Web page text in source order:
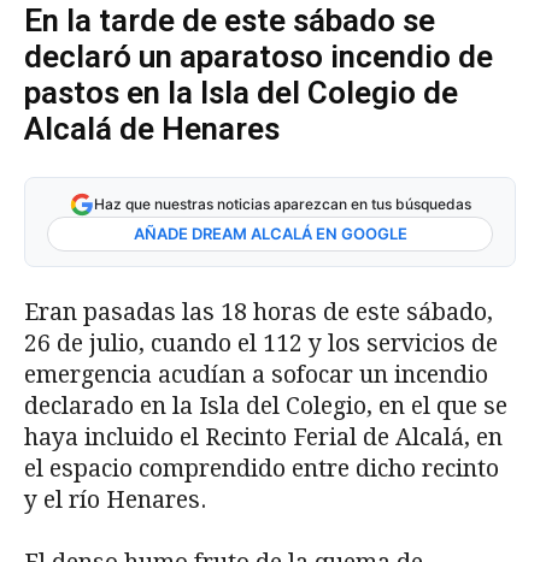
En la tarde de este sábado se
declaró un aparatoso incendio de
pastos en la Isla del Colegio de
Alcalá de Henares
Haz que nuestras noticias aparezcan en tus búsquedas
AÑADE DREAM ALCALÁ EN GOOGLE
Eran pasadas las 18 horas de este sábado,
26 de julio, cuando el 112 y los servicios de
emergencia acudían a sofocar un incendio
declarado en la Isla del Colegio, en el que se
haya incluido el Recinto Ferial de Alcalá, en
el espacio comprendido entre dicho recinto
y el río Henares.